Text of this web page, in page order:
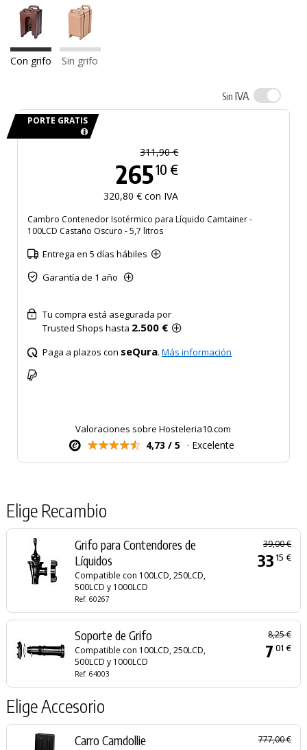
Con grifo Sin grifo
Sin IVA
PORTE GRATIS
311,90 €
26510 €
320,80 € con IVA
Cambro Contenedor Isotérmico para Líquido Camtainer -
100LCD Castaño Oscuro - 5,7 litros
Entrega en 5 días hábiles
Garantía de 1 año
Tu compra está asegurada por
Trusted Shops hasta 2.500 €
Paga a plazos con seQura.Más información
Valoraciones sobre Hosteleria10.com
4,73 / 5 · Excelente
Elige Recambio
Grifo para Contendores de
Líquidos
Compatible con 100LCD, 250LCD,
500LCD y 1000LCD
Ref. 60267
39,00 €
33 15 €
Soporte de Grifo
Compatible con 100LCD, 250LCD,
500LCD y 1000LCD
Ref. 64003
8,25 €
7 01 €
Elige Accesorio
Carro Camdollie
777,00 €